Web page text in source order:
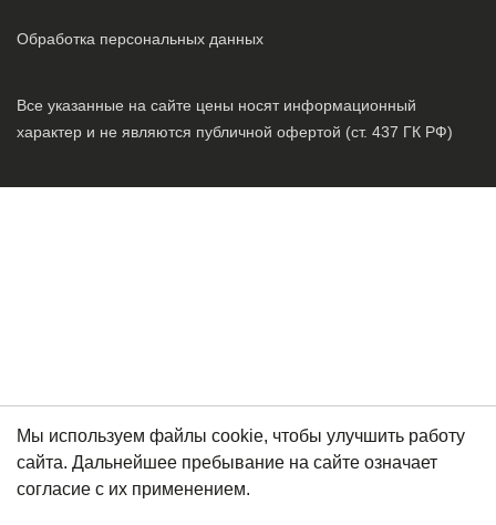
Обработка персональных данных
Все указанные на сайте цены носят информационный
характер и не являются публичной офертой (ст. 437 ГК РФ)
Мы используем файлы cookie, чтобы улучшить работу
сайта. Дальнейшее пребывание на сайте означает
согласие с их применением.